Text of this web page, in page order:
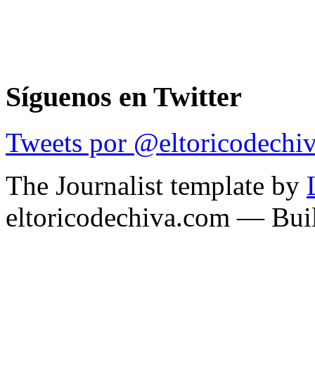
Síguenos en Twitter
Tweets por
The Journalist template by
eltoricodechiva.com —